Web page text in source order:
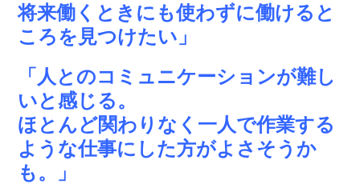
将来働くときにも使わずに働けると
ころを見つけたい」
「人とのコミュニケーションが難し
いと感じる。
ほとんど関わりなく一人で作業する
ような仕事にした方がよさそうか
も。」